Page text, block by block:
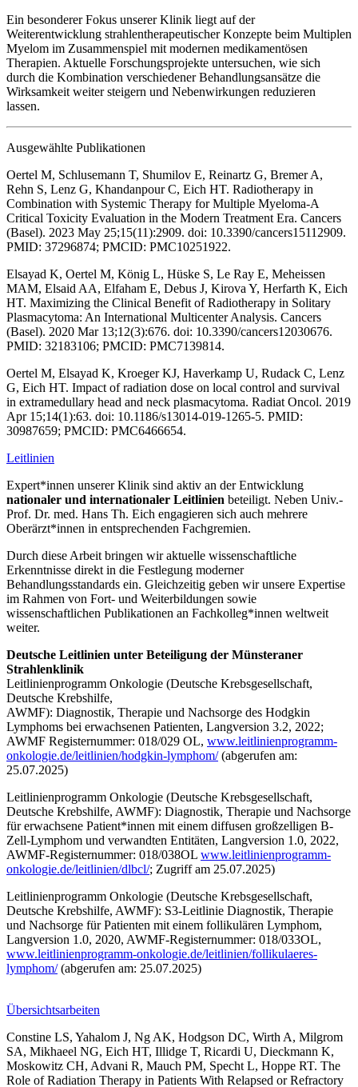
Ein besonderer Fokus unserer Klinik liegt auf der
Weiterentwicklung strahlentherapeutischer Konzepte beim Multiplen
Myelom im Zusammenspiel mit modernen medikamentösen
Therapien. Aktuelle Forschungsprojekte untersuchen, wie sich
durch die Kombination verschiedener Behandlungsansätze die
Wirksamkeit weiter steigern und Nebenwirkungen reduzieren
lassen.
Ausgewählte Publikationen
Oertel M, Schlusemann T, Shumilov E, Reinartz G, Bremer A,
Rehn S, Lenz G, Khandanpour C, Eich HT. Radiotherapy in
Combination with Systemic Therapy for Multiple Myeloma-A
Critical Toxicity Evaluation in the Modern Treatment Era. Cancers
(Basel). 2023 May 25;15(11):2909. doi: 10.3390/cancers15112909.
PMID: 37296874; PMCID: PMC10251922.
Elsayad K, Oertel M, König L, Hüske S, Le Ray E, Meheissen
MAM, Elsaid AA, Elfaham E, Debus J, Kirova Y, Herfarth K, Eich
HT. Maximizing the Clinical Benefit of Radiotherapy in Solitary
Plasmacytoma: An International Multicenter Analysis. Cancers
(Basel). 2020 Mar 13;12(3):676. doi: 10.3390/cancers12030676.
PMID: 32183106; PMCID: PMC7139814.
Oertel M, Elsayad K, Kroeger KJ, Haverkamp U, Rudack C, Lenz
G, Eich HT. Impact of radiation dose on local control and survival
in extramedullary head and neck plasmacytoma. Radiat Oncol. 2019
Apr 15;14(1):63. doi: 10.1186/s13014-019-1265-5. PMID:
30987659; PMCID: PMC6466654.
Leitlinien
Expert*innen unserer Klinik sind aktiv an der Entwicklung
nationaler und internationaler Leitlinien beteiligt. Neben Univ.-
Prof. Dr. med. Hans Th. Eich engagieren sich auch mehrere
Oberärzt*innen in entsprechenden Fachgremien.
Durch diese Arbeit bringen wir aktuelle wissenschaftliche
Erkenntnisse direkt in die Festlegung moderner
Behandlungsstandards ein. Gleichzeitig geben wir unsere Expertise
im Rahmen von Fort- und Weiterbildungen sowie
wissenschaftlichen Publikationen an Fachkolleg*innen weltweit
weiter.
Deutsche Leitlinien unter Beteiligung der Münsteraner
Strahlenklinik
Leitlinienprogramm Onkologie (Deutsche Krebsgesellschaft,
Deutsche Krebshilfe,
AWMF): Diagnostik, Therapie und Nachsorge des Hodgkin
Lymphoms bei erwachsenen Patienten, Langversion 3.2, 2022;
AWMF Registernummer: 018/029 OL, www.leitlinienprogramm-
onkologie.de/leitlinien/hodgkin-lymphom/(abgerufen am:
25.07.2025)
Leitlinienprogramm Onkologie (Deutsche Krebsgesellschaft,
Deutsche Krebshilfe, AWMF): Diagnostik, Therapie und Nachsorge
für erwachsene Patient*innen mit einem diffusen großzelligen B-
Zell-Lymphom und verwandten Entitäten, Langversion 1.0, 2022,
AWMF-Registernummer: 018/038OL www.leitlinienprogramm-
onkologie.de/leitlinien/dlbcl/; Zugriff am 25.07.2025)
Leitlinienprogramm Onkologie (Deutsche Krebsgesellschaft,
Deutsche Krebshilfe, AWMF): S3-Leitlinie Diagnostik, Therapie
und Nachsorge für Patienten mit einem follikulären Lymphom,
Langversion 1.0, 2020, AWMF-Registernummer: 018/033OL,
www.leitlinienprogramm-onkologie.de/leitlinien/follikulaeres-
lymphom/(abgerufen am: 25.07.2025)
Übersichtsarbeiten
Constine LS, Yahalom J, Ng AK, Hodgson DC, Wirth A, Milgrom
SA, Mikhaeel NG, Eich HT, Illidge T, Ricardi U, Dieckmann K,
Moskowitz CH, Advani R, Mauch PM, Specht L, Hoppe RT. The
Role of Radiation Therapy in Patients With Relapsed or Refractory